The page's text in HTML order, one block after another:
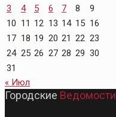
3
4 5 6 7 8
9
10 11 12 13 14 15 16
17 18 19 20 21 22 23
24 25 26 27 28 29 30
31
« Июл
Городские Ведомости